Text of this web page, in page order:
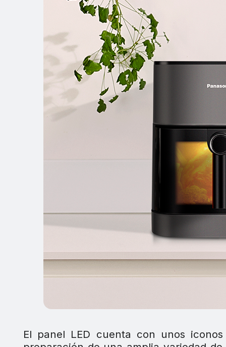
El panel LED cuenta con unos